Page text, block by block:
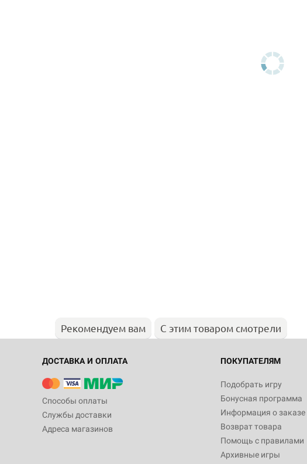
Рекомендуем вам С этим товаром смотрели
ДОСТАВКА И ОПЛАТА
Способы оплаты
Службы доставки
Адреса магазинов
ПОКУПАТЕЛЯМ
Подобрать игру
Бонусная программа
Информация о заказе
Возврат товара
Помощь с правилами
Архивные игры